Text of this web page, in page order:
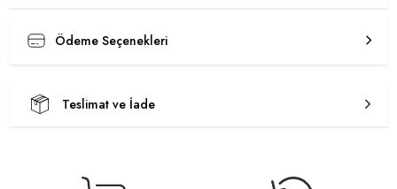
Ödeme Seçenekleri
Teslimat ve İade